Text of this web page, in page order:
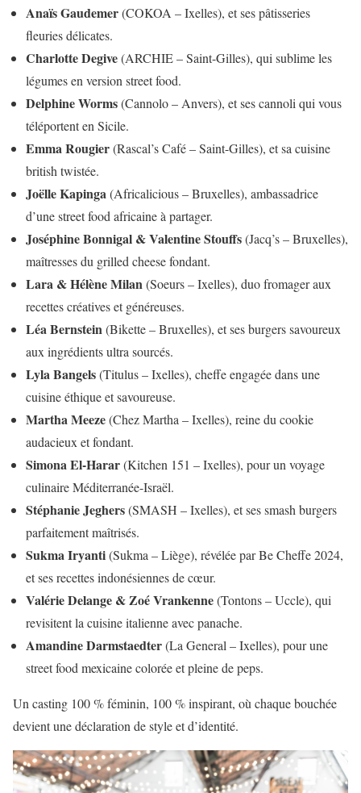
Anaïs Gaudemer(COKOA – Ixelles), et ses pâtisseries
fleuries délicates.
Charlotte Degive(ARCHIE – Saint-Gilles), qui sublime les
légumes en version street food.
Delphine Worms(Cannolo – Anvers), et ses cannoli qui vous
téléportent en Sicile.
Emma Rougier(Rascal’s Café – Saint-Gilles), et sa cuisine
british twistée.
Joëlle Kapinga(Africalicious – Bruxelles), ambassadrice
d’une street food africaine à partager.
Joséphine Bonnigal & Valentine Stouffs(Jacq’s – Bruxelles),
maîtresses du grilled cheese fondant.
Lara & Hélène Milan(Soeurs – Ixelles), duo fromager aux
recettes créatives et généreuses.
Léa Bernstein(Bikette – Bruxelles), et ses burgers savoureux
aux ingrédients ultra sourcés.
Lyla Bangels(Titulus – Ixelles), cheffe engagée dans une
cuisine éthique et savoureuse.
Martha Meeze(Chez Martha – Ixelles), reine du cookie
audacieux et fondant.
Simona El-Harar(Kitchen 151 – Ixelles), pour un voyage
culinaire Méditerranée-Israël.
Stéphanie Jeghers(SMASH – Ixelles), et ses smash burgers
parfaitement maîtrisés.
Sukma Iryanti(Sukma – Liège), révélée par Be Cheffe 2024,
et ses recettes indonésiennes de cœur.
Valérie Delange & Zoé Vrankenne(Tontons – Uccle), qui
revisitent la cuisine italienne avec panache.
Amandine Darmstaedter(La General – Ixelles), pour une
street food mexicaine colorée et pleine de peps.
Un casting 100 % féminin, 100 % inspirant, où chaque bouchée
devient une déclaration de style et d’identité.